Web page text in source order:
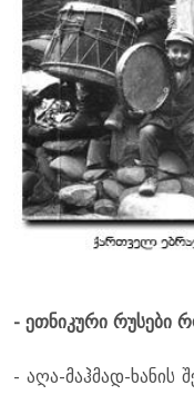
- ეთნიკური რუსები
- აღა-მაჰმად-ხანის